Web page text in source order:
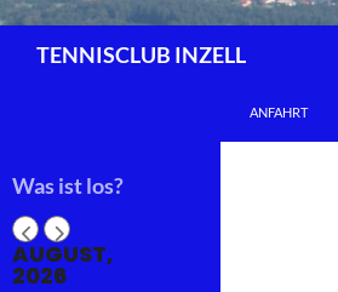
TENNISCLUB INZELL
ANFAHRT
Was ist los?
AUGUST,
2026